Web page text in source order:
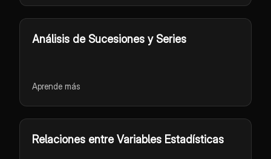
Análisis de Sucesiones y Series
Aprende más
Relaciones entre Variables Estadísticas